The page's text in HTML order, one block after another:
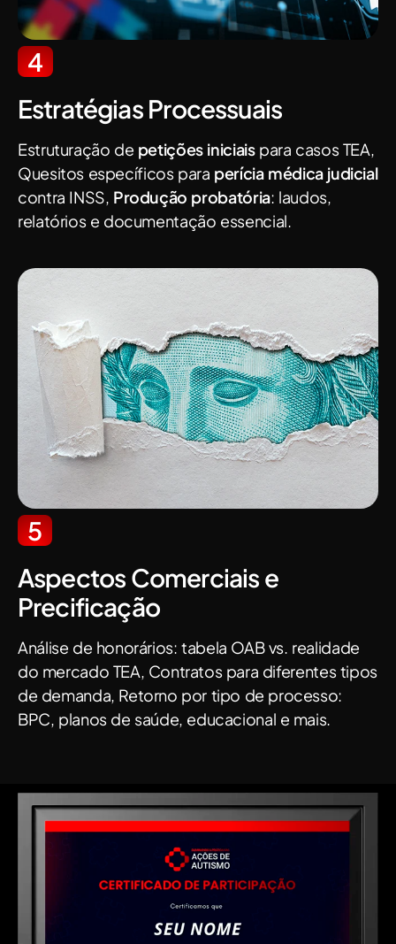
4
Estratégias Processuais
Estruturação de petições iniciaispara casos TEA,
Quesitos específicos para perícia médica judicial
contra INSS, Produção probatória: laudos,
relatórios e documentação essencial.
5
Aspectos Comerciais e
Precificação
Análise de honorários: tabela OAB vs. realidade
do mercado TEA, Contratos para diferentes tipos
de demanda, Retorno por tipo de processo:
BPC, planos de saúde, educacional e mais.